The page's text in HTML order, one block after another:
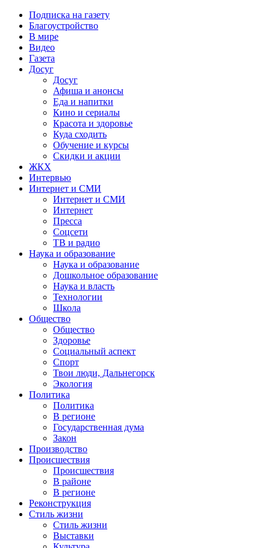
Подписка на газету
Благоустройство
В мире
Видео
Газета
Досуг
Досуг
Афиша и анонсы
Еда и напитки
Кино и сериалы
Красота и здоровье
Куда сходить
Обучение и курсы
Скидки и акции
ЖКХ
Интервью
Интернет и СМИ
Интернет и СМИ
Интернет
Пресса
Соцсети
ТВ и радио
Наука и образование
Наука и образование
Дошкольное образование
Наука и власть
Технологии
Школа
Общество
Общество
Здоровье
Социальный аспект
Спорт
Твои люди, Дальнегорск
Экология
Политика
Политика
В регионе
Государственная дума
Закон
Производство
Происшествия
Происшествия
В районе
В регионе
Реконструкция
Стиль жизни
Стиль жизни
Выставки